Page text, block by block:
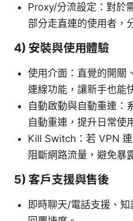
Proxy/分流設定：對於
部分走直連的使用者，
4) 安裝與使用體驗
使用介面：直覺的開關
連線功能，讓新手也能
自動啟動與自動重連：
自動重連，提升日常使
Kill Switch：若 VPN
阻斷網路流量，避免暴
5) 客戶支援與售後
即時聊天/電話支援、